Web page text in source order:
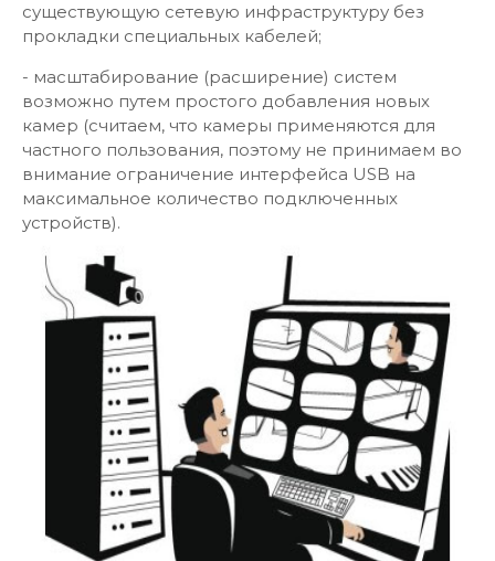
существующую сетевую инфраструктуру без
прокладки специальных кабелей;
- масштабирование (расширение) систем
возможно путем простого добавления новых
камер (считаем, что камеры применяются для
частного пользования, поэтому не принимаем во
внимание ограничение интерфейса USB на
максимальное количество подключенных
устройств).